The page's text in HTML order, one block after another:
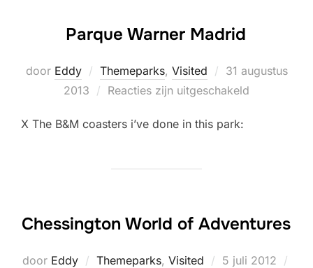
Parque Warner Madrid
door Eddy Themeparks, Visited
Geplaatst
op
31 augustus
2013
Reacties zijn uitgeschakeld
X The B&M coasters i’ve done in this park:
Chessington World of Adventures
door Eddy Themeparks, Visited
Geplaatst
5 juli 2012